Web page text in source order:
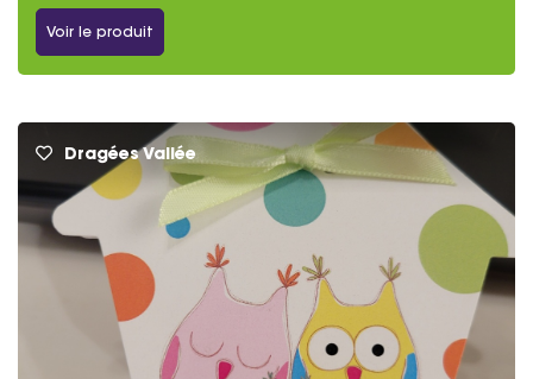
Voir le produit
Dragées Vallée